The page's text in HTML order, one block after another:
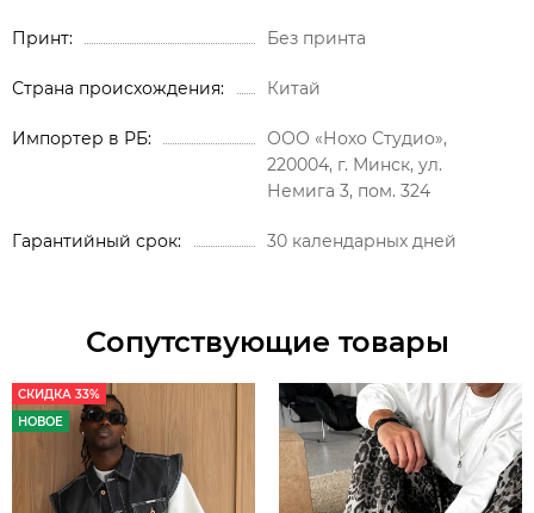
Принт Без принта
Страна происхождения Китай
Импортер в РБ
ООО «Нохо Студио»,
220004, г. Минск, ул.
Немига 3, пом. 324
Гарантийный срок 30 календарных дней
Сопутствующие товары
СКИДКА 33%
НОВОЕ